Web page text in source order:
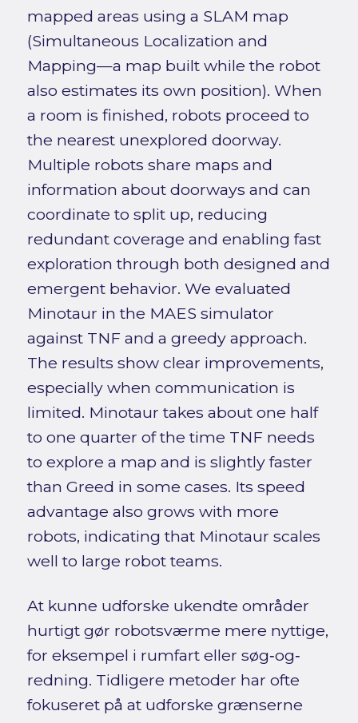
mapped areas using a SLAM map
(Simultaneous Localization and
Mapping—a map built while the robot
also estimates its own position). When
a room is finished, robots proceed to
the nearest unexplored doorway.
Multiple robots share maps and
information about doorways and can
coordinate to split up, reducing
redundant coverage and enabling fast
exploration through both designed and
emergent behavior. We evaluated
Minotaur in the MAES simulator
against TNF and a greedy approach.
The results show clear improvements,
especially when communication is
limited. Minotaur takes about one half
to one quarter of the time TNF needs
to explore a map and is slightly faster
than Greed in some cases. Its speed
advantage also grows with more
robots, indicating that Minotaur scales
well to large robot teams.
At kunne udforske ukendte områder
hurtigt gør robotsværme mere nyttige,
for eksempel i rumfart eller søg‐og‐
redning. Tidligere metoder har ofte
fokuseret på at udforske grænserne